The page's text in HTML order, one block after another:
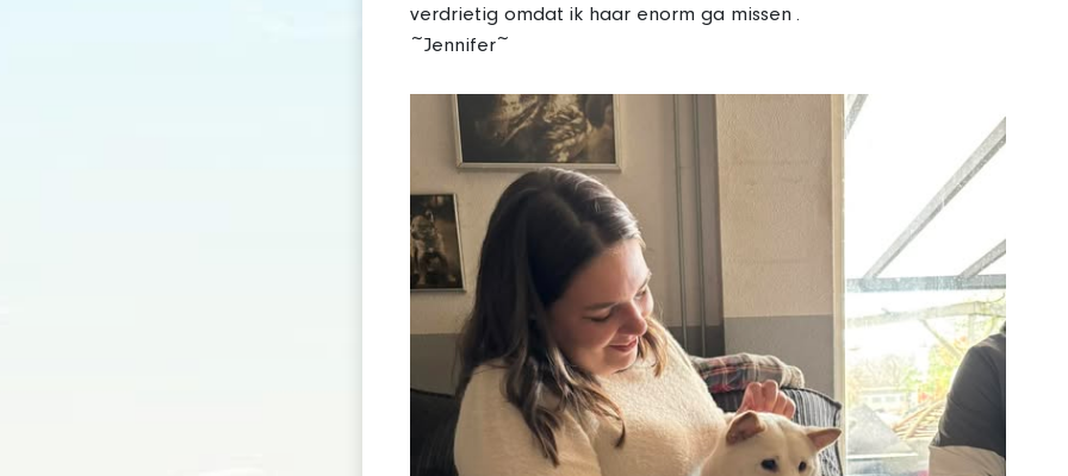
verdrietig omdat ik haar enorm ga missen .
~Jennifer~